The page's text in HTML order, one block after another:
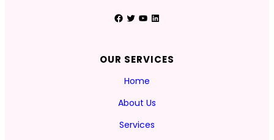
Facebook Twitter YouTube LinkedIn
OUR SERVICES
Home
About Us
Services